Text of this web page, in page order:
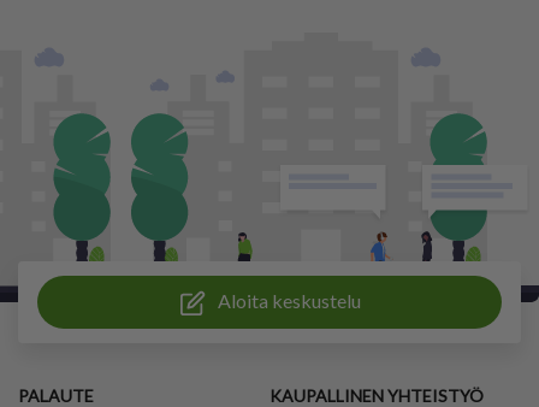
Aloita keskustelu
PALAUTE KAUPALLINEN YHTEISTYÖ